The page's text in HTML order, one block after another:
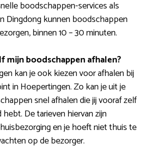
boodschappen-services als
Dingdong kunnen boodschappen
binnen 10 – 30 minuten.
mijn boodschappen afhalen?
kan je ook kiezen voor afhalen bij
in Hoepertingen. Zo kan je uit je
snel afhalen die jij vooraf zelf
hebt. De tarieven hiervan zijn
en je hoeft niet thuis te
op de bezorger.